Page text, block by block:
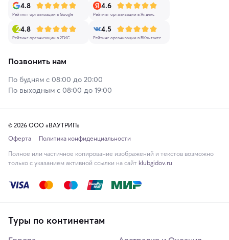
4.8
Рейтинг организации в Google
4.6
Рейтинг организации в Яндекс
4.8
Рейтинг организации в 2ГИС
4.5
Рейтинг организации в ВКонтакте
Позвонить нам
По будням с 08:00 до 20:00
По выходным с 08:00 до 19:00
© 2026 ООО «ВАУТРИП»
Оферта
Политика конфиденциальности
Полное или частичное копирование изображений и текстов возможно
только с указанием активной ссылки на сайт klubgidov.ru
Туры по континентам